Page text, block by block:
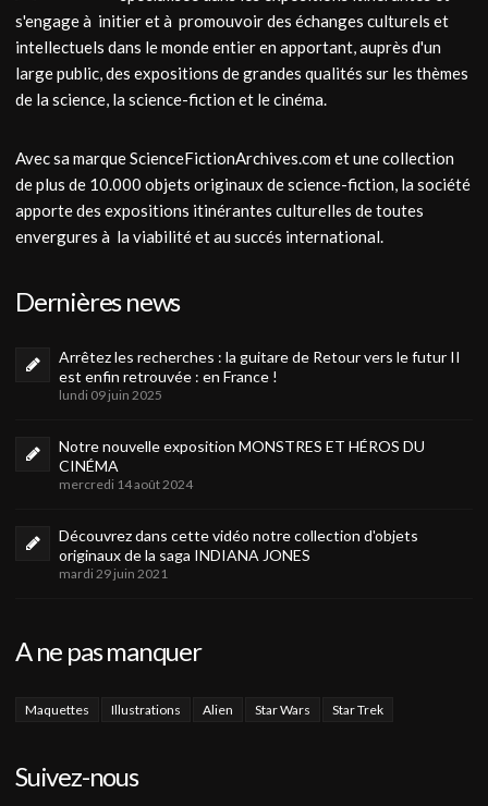
s'engage à initier et à promouvoir des échanges culturels et
intellectuels dans le monde entier en apportant, auprès d'un
large public, des expositions de grandes qualités sur les thèmes
de la science, la science-fiction et le cinéma.
Avec sa marque ScienceFictionArchives.com et une collection
de plus de 10.000 objets originaux de science-fiction, la société
apporte des expositions itinérantes culturelles de toutes
envergures à la viabilité et au succés international.
Dernières news
Arrêtez les recherches : la guitare de Retour vers le futur II
est enfin retrouvée : en France !
lundi 09 juin 2025
Notre nouvelle exposition MONSTRES ET HÉROS DU
CINÉMA
mercredi 14 août 2024
Découvrez dans cette vidéo notre collection d'objets
originaux de la saga INDIANA JONES
mardi 29 juin 2021
A ne pas manquer
Maquettes Illustrations Alien Star Wars Star Trek
Suivez-nous